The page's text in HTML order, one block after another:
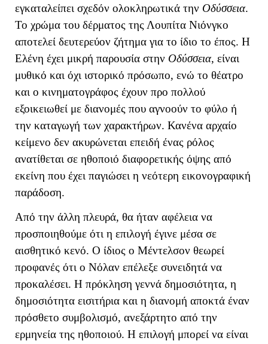
εγκαταλείπει σχεδόν ολοκληρωτικά την Οδύσσεια.
Το χρώμα του δέρματος της Λουπίτα Νιόνγκο
αποτελεί δευτερεύον ζήτημα για το ίδιο το έπος. Η
Ελένη έχει μικρή παρουσία στην Οδύσσεια, είναι
μυθικό και όχι ιστορικό πρόσωπο, ενώ το θέατρο
και ο κινηματογράφος έχουν προ πολλού
εξοικειωθεί με διανομές που αγνοούν το φύλο ή
την καταγωγή των χαρακτήρων. Κανένα αρχαίο
κείμενο δεν ακυρώνεται επειδή ένας ρόλος
ανατίθεται σε ηθοποιό διαφορετικής όψης από
εκείνη που έχει παγιώσει η νεότερη εικονογραφική
παράδοση.
Από την άλλη πλευρά, θα ήταν αφέλεια να
προσποιηθούμε ότι η επιλογή έγινε μέσα σε
αισθητικό κενό. Ο ίδιος ο Μέντελσον θεωρεί
προφανές ότι ο Νόλαν επέλεξε συνειδητά να
προκαλέσει. Η πρόκληση γεννά δημοσιότητα, η
δημοσιότητα εισιτήρια και η διανομή αποκτά έναν
πρόσθετο συμβολισμό, ανεξάρτητο από την
ερμηνεία της ηθοποιού. Η επιλογή μπορεί να είναι